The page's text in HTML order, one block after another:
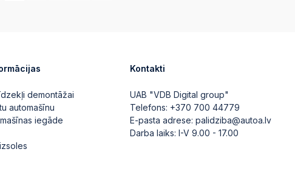
demontāžai
automašīnu
iegāde
Kontakti
UAB "VDB Digital group"
Telefons: +370 700 44779
E-pasta adrese: palidziba@autoa.lv
Darba laiks: I-V 9.00 - 17.00